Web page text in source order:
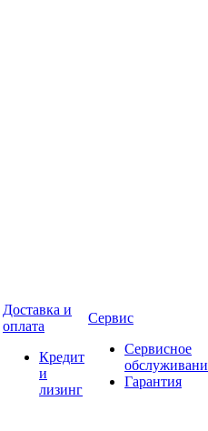
Доставка и
оплата
Кредит
и
лизинг
Сервис
Сервисное
Гарантия